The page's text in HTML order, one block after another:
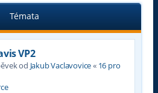
Témata
VP2
od Jakub Vaclavovice« 16 pro